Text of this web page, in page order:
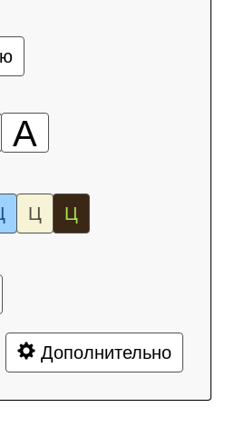
А
Ц Ц
Дополнительно